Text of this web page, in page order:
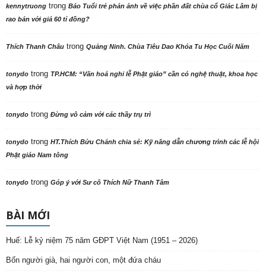
kennytruong trong Báo Tuổi trẻ phản ảnh về việc phần đất chùa cổ Giác Lâm bị
rao bán với giá 60 tỉ đồng?
Thích Thanh Châu trong Quảng Ninh. Chùa Tiêu Dao Khóa Tu Học Cuối Năm
tonydo trong TP.HCM: “Văn hoá nghi lễ Phật giáo” cần có nghệ thuật, khoa học
và hợp thời
tonydo trong Đừng vô cảm với các thầy trụ trì
tonydo trong HT.Thích Bửu Chánh chia sẻ: Kỹ năng dẫn chương trình các lễ hội
Phật giáo Nam tông
tonydo trong Góp ý với Sư cô Thích Nữ Thanh Tâm
BÀI MỚI
Huế: Lễ kỷ niệm 75 năm GĐPT Việt Nam (1951 – 2026)
Bốn người già, hai người con, một đứa cháu